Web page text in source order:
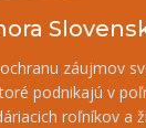
záujmov
podnikajú v
roľníkov a